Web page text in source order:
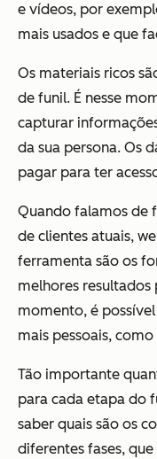
e vídeos, por
mais usados e que
Os materiais ricos
de funil. É nesse
capturar
da sua persona. Os
pagar para ter
Quando falamos de
de clientes atuais,
ferramenta são os
melhores resultados
momento, é
mais pessoais,
Tão importante
para cada etapa do
saber quais são os
diferentes fases,